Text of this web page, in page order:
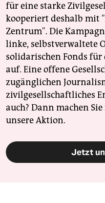
für eine starke
kooperiert deshalb mit
Zentrum". Die
linke, selbstverwaltete
solidarischen Fonds
auf. Eine offene
zugänglichen
zivilgesellschaftliches
auch? Dann machen
unsere Aktion.
Jetzt